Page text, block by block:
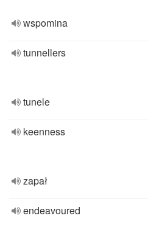
wspomina
tunnellers
tunele
keenness
zapał
endeavoured